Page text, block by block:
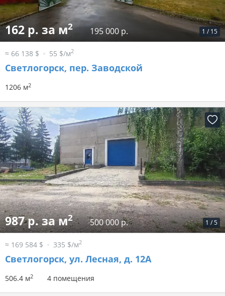
1 / 15
162 р. за м2 195 000 р.
≈ 66 138 $ 55 $/м2
Светлогорск, пер. Заводской
1206 м2
1 /5
987 р. за м2 500 000 р.
≈ 169 584 $ 335 $/м2
Светлогорск, ул. Лесная, д. 12А
506.4 м2 4 помещения